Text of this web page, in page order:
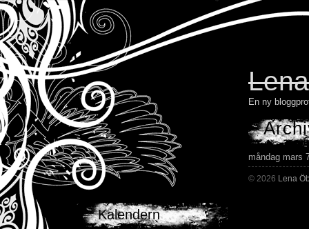
En ny
måndag mars
© 2026 Lena
Kalendern